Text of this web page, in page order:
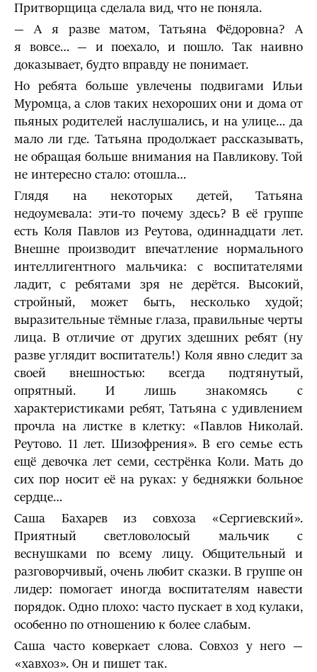
Притворщица сделала вид, что не поняла.
— А я разве матом, Татьяна Фёдоровна? А
я вовсе… — и поехало, и пошло. Так наивно
доказывает, будто вправду не понимает.
Но ребята больше увлечены подвигами Ильи
Муромца, а слов таких нехороших они и дома от
пьяных родителей наслушались, и на улице… да
мало ли где. Татьяна продолжает рассказывать,
не обращая больше внимания на Павликову. Той
не интересно стало: отошла…
Глядя на некоторых детей, Татьяна
недоумевала: эти-то почему здесь? В её группе
есть Коля Павлов из Реутова, одиннадцати лет.
Внешне производит впечатление нормального
интеллигентного мальчика: с воспитателями
ладит, с ребятами зря не дерётся. Высокий,
стройный, может быть, несколько худой;
выразительные тёмные глаза, правильные черты
лица. В отличие от других здешних ребят (ну
разве углядит воспитатель!) Коля явно следит за
своей внешностью: всегда подтянутый,
опрятный. И лишь знакомясь с
характеристиками ребят, Татьяна с удивлением
прочла на листке в клетку: «Павлов Николай.
Реутово. 11 лет. Шизофрения». В его семье есть
ещё девочка лет семи, сестрёнка Коли. Мать до
сих пор носит её на руках: у бедняжки больное
сердце…
Саша Бахарев из совхоза «Сергиевский».
Приятный светловолосый мальчик с
веснушками по всему лицу. Общительный и
разговорчивый, очень любит сказки. В группе он
лидер: помогает иногда воспитателям навести
порядок. Одно плохо: часто пускает в ход кулаки,
особенно по отношению к более слабым.
Саша часто коверкает слова. Совхоз у него —
«хавхоз». Он и пишет так.